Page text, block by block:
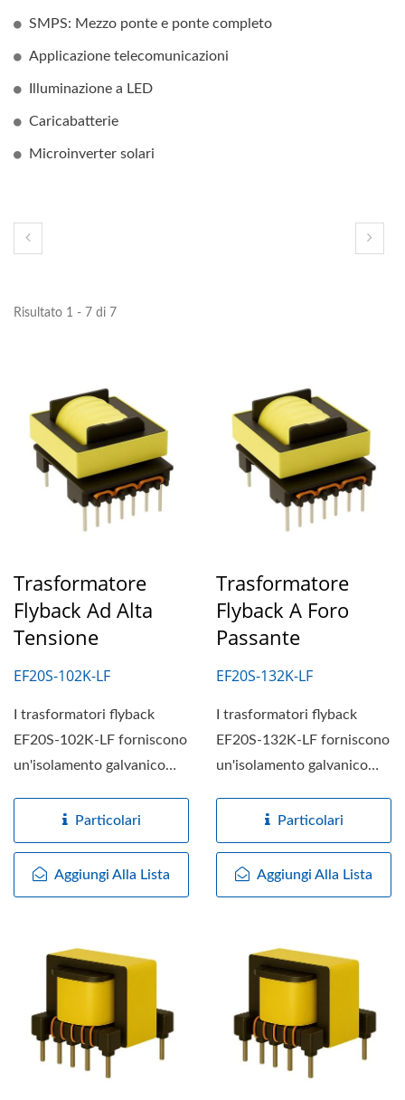
SMPS: Mezzo ponte e ponte completo
Applicazione telecomunicazioni
Illuminazione a LED
Caricabatterie
Microinverter solari
Risultato 1 - 7 di 7
Trasformatore
Flyback Ad Alta
Tensione
EF20S-102K-LF
I trasformatori flyback
EF20S-102K-LF forniscono
un'isolamento galvanico
Particolari
Aggiungi Alla Lista
Trasformatore
Flyback A Foro
Passante
EF20S-132K-LF
I trasformatori flyback
EF20S-132K-LF forniscono
un'isolamento galvanico
Particolari
Aggiungi Alla Lista